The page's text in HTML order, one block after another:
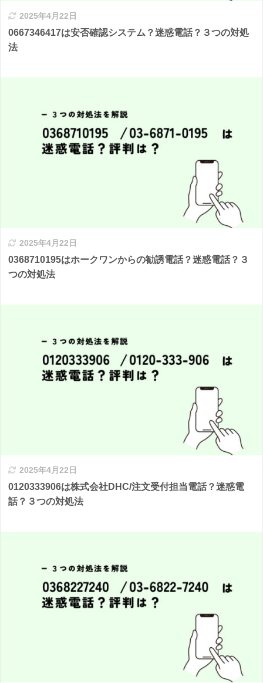
2025年4月22日
0667346417は安否確認システム？迷惑電話？３つの対処
法
2025年4月22日
0368710195はホークワンからの勧誘電話？迷惑電話？３
つの対処法
2025年4月22日
0120333906は株式会社DHC/注文受付担当電話？迷惑電
話？３つの対処法